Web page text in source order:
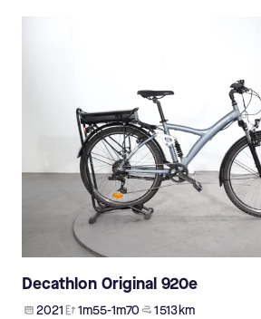
Decathlon Original 920e
2021 1m55-1m70 1 513 km